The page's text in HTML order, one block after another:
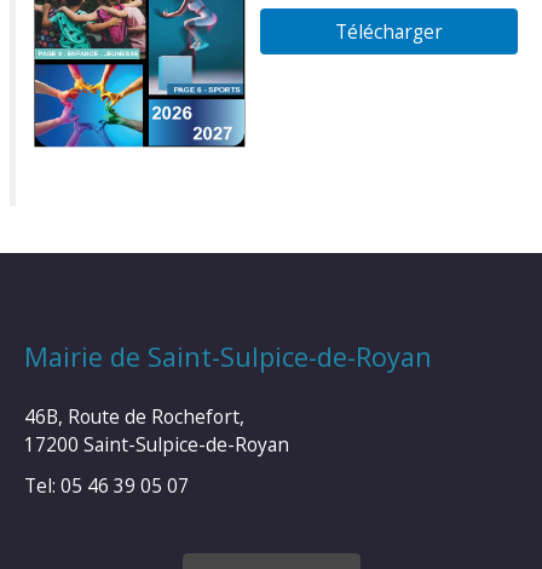
Télécharger
Mairie de Saint-Sulpice-de-Royan
46B, Route de Rochefort,
17200 Saint-Sulpice-de-Royan
Tel: 05 46 39 05 07